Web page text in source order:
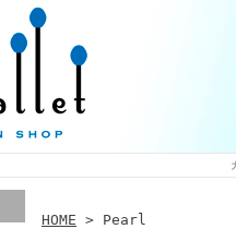
HOME > Pearl